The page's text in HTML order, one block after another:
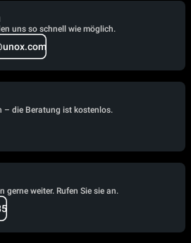
uns so schnell wie möglich.
– die Beratung ist kostenlos.
gerne weiter. Rufen Sie sie an.